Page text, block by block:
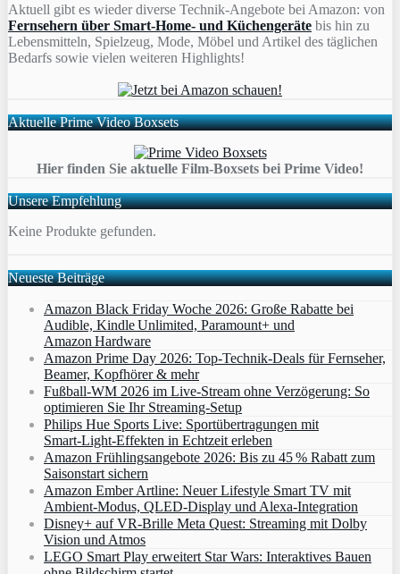
Aktuell gibt es wieder diverse Technik-Angebote bei Amazon: von
Fernsehern über Smart-Home- und Küchengeräte bis hin zu
Lebensmitteln, Spielzeug, Mode, Möbel und Artikel des täglichen
Bedarfs sowie vielen weiteren Highlights!
Aktuelle Prime Video Boxsets
Hier finden Sie aktuelle Film-Boxsets bei Prime Video!
Unsere Empfehlung
Keine Produkte gefunden.
Neueste Beiträge
Amazon Black Friday Woche 2026: Große Rabatte bei
Audible, Kindle Unlimited, Paramount+ und
Amazon Hardware
Amazon Prime Day 2026: Top-Technik-Deals für Fernseher,
Beamer, Kopfhörer & mehr
Fußball-WM 2026 im Live-Stream ohne Verzögerung: So
optimieren Sie Ihr Streaming-Setup
Philips Hue Sports Live: Sportübertragungen mit
Smart‑Light‑Effekten in Echtzeit erleben
Amazon Frühlingsangebote 2026: Bis zu 45 % Rabatt zum
Saisonstart sichern
Amazon Ember Artline: Neuer Lifestyle Smart TV mit
Ambient‑Modus, QLED‑Display und Alexa‑Integration
Disney+ auf VR-Brille Meta Quest: Streaming mit Dolby
Vision und Atmos
LEGO Smart Play erweitert Star Wars: Interaktives Bauen